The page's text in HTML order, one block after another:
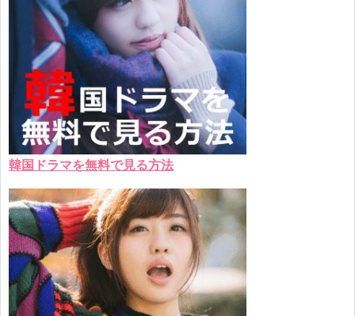
韓国ドラマを無料で見る方法